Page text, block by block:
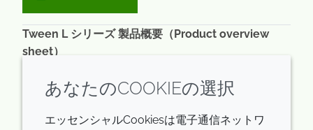
Tween L シリーズ 製品概要（Product overview
sheet）
日本語: 1.5 MB
ログイン/登録
あなたのCOOKIEの選択
エッセンシャルCookiesは電子通信ネットワ